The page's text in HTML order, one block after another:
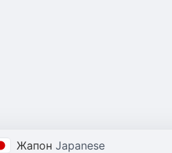
Жапон Japanese